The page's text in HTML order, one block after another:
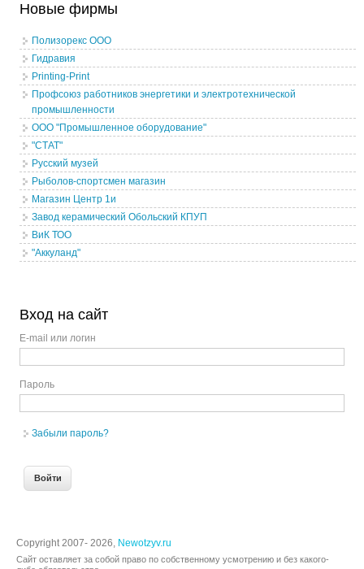
Новые фирмы
Полизорекс ООО
Гидравия
Printing-Print
Профсоюз работников энергетики и электротехнической
промышленности
ООО "Промышленное оборудование"
"СТАТ"
Русский музей
Рыболов-спортсмен магазин
Магазин Центр 1и
Завод керамический Обольский КПУП
ВиК ТОО
"Аккуланд"
Вход на сайт
E-mail или логин
Пароль
Забыли пароль?
Copyright 2007- 2026, Newotzyv.ru
Сайт оставляет за собой право по собственному усмотрению и без какого-